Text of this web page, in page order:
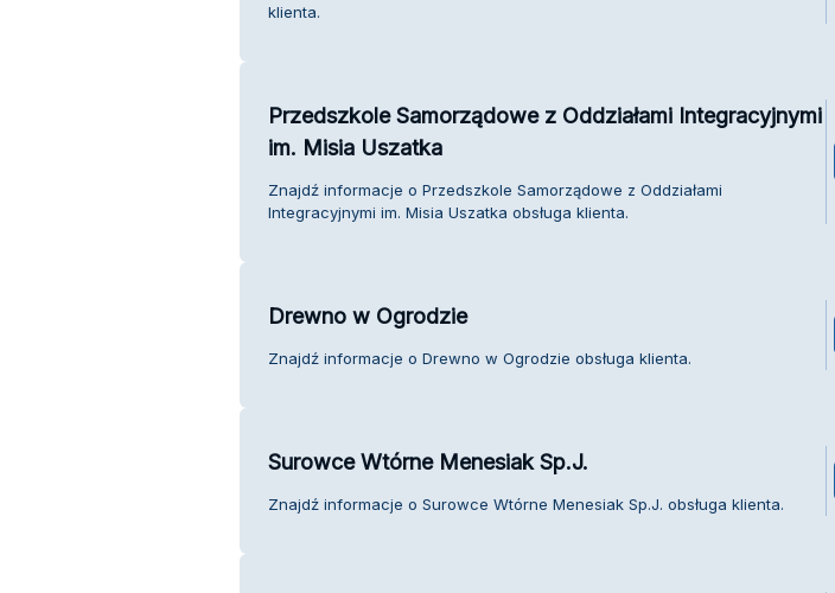
klienta.
Przedszkole Samorządowe z Oddziałami Integracyjnymi
im. Misia Uszatka
Znajdź informacje o Przedszkole Samorządowe z Oddziałami
Integracyjnymi im. Misia Uszatka obsługa klienta.
Drewno w Ogrodzie
Znajdź informacje o Drewno w Ogrodzie obsługa klienta.
Surowce Wtórne Menesiak Sp.J.
Znajdź informacje o Surowce Wtórne Menesiak Sp.J. obsługa klienta.